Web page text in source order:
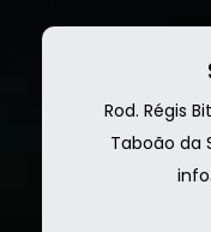
Rod. Régis
Taboão da